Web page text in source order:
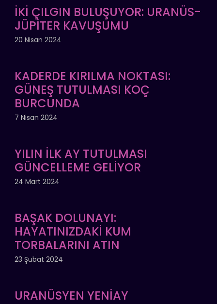
İKİ ÇILGIN BULUŞUYOR: URANÜS-
JÜPİTER KAVUŞUMU
20 Nisan 2024
KADERDE KIRILMA NOKTASI:
GÜNEŞ TUTULMASI KOÇ
BURCUNDA
7 Nisan 2024
YILIN İLK AY TUTULMASI
GÜNCELLEME GELİYOR
24 Mart 2024
BAŞAK DOLUNAYI:
HAYATINIZDAKİ KUM
TORBALARINI ATIN
23 Şubat 2024
URANÜSYEN YENİAY